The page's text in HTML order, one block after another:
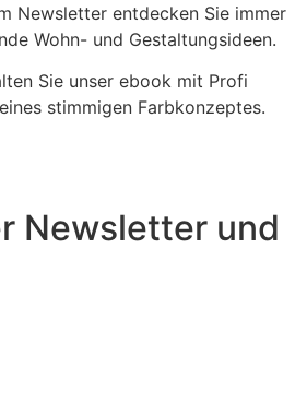
Newsletter entdecken Sie immer
Wohn- und Gestaltungsideen.
Sie unser ebook mit Profi
stimmigen Farbkonzeptes.
Newsletter und